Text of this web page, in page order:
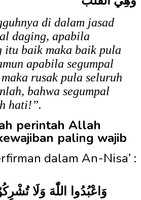
di dalam jasad
daging, apabila
itu baik maka baik pula
apabila segumpal
rusak pula seluruh
bahwa segumpal
hati!”.
perintah Allah
paling wajib
dalam An-Nisa’ :
وَاعْبُدُوا اللّٰهَ وَلَا